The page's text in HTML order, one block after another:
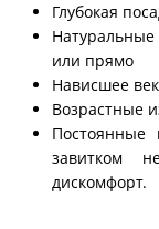
Глубокая
или прямо
Нависшее
Возрастные
Постоянные
завитком
дискомфорт.